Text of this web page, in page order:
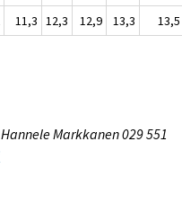
11,3 12,3 12,9 13,3 13,5
Markkanen 029 551